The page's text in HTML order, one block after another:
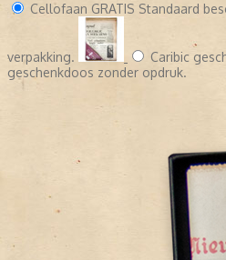
Cellofaan GRATIS Standaard
verpakking. Caribic
geschenkdoos zonder opdruk.